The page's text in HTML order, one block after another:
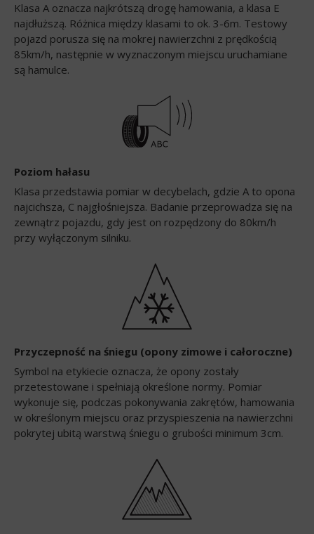
Klasa A oznacza najkrótszą drogę hamowania, a klasa E
najdłuższą. Różnica między klasami to ok. 3-6m. Testowy
pojazd porusza się na mokrej nawierzchni z prędkością
85km/h, następnie w wyznaczonym miejscu uruchamiane
są hamulce.
Poziom hałasu
Klasa przedstawia pomiar w decybelach, gdzie A to opona
najcichsza, C najgłośniejsza. Badanie przeprowadza się na
zewnątrz pojazdu, gdy jest on rozpędzony do 80km/h
przy wyłączonym silniku.
Przyczepność na śniegu (opony zimowe i całoroczne)
Symbol na etykiecie oznacza, że opony zostały
przetestowane i spełniają określone normy. Pomiar
wykonuje się, podczas pokonywania zakrętów, hamowania
w określonym miejscu oraz przyspieszenia na nawierzchni
pokrytej ubitą warstwą śniegu o grubości minimum 3cm.